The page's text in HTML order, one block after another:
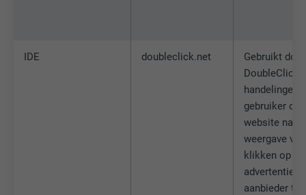
IDE doubleclick.net
Gebruikt
DoubleClick
handelingen
gebruiker op
website na
weergave
klikken op
advertenties
aanbieder te